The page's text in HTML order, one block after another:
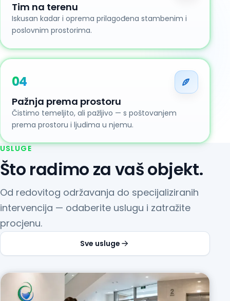
Tim na terenu
Iskusan kadar i oprema prilagođena stambenim i
poslovnim prostorima.
04
Pažnja prema prostoru
Čistimo temeljito, ali pažljivo — s poštovanjem
prema prostoru i ljudima u njemu.
USLUGE
Što radimo za vaš objekt.
Od redovitog održavanja do specijaliziranih
intervencija — odaberite uslugu i zatražite
procjenu.
Sve usluge